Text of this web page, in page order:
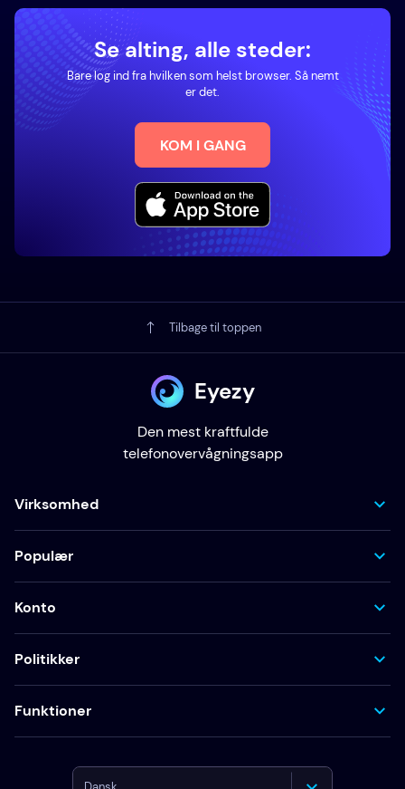
Se alting, alle steder:
Bare log ind fra hvilken som helst browser. Så nemt
er det.
KOM I GANG
Tilbage til toppen
Eyezy
Den mest kraftfulde
telefonovervågningsapp
Virksomhed
Populær
Konto
Politikker
Funktioner